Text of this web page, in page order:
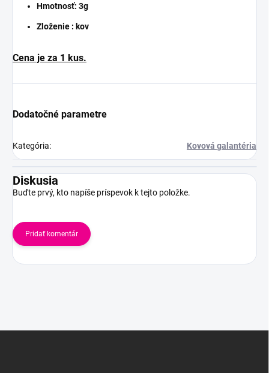
Hmotnosť: 3g
Zloženie : kov
Cena je za 1 kus.
Dodatočné parametre
Kategória: Kovová galantéria
Diskusia
Buďte prvý, kto napíše príspevok k tejto položke.
Pridať komentár